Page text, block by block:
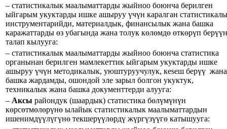
– статистикалык маалыматтарды жыйноо боюнча берилген
ыйгарым укуктарды ишке ашыруу үчүн каралган
инструментарийди, материалдык, финансылык жана башка
каражаттарды өз убагында жана толук көлөмдө өткөрүп
талап кылууга:
– статистикалык маалыматтарды жыйноо боюнча статистика
органынан берилген мамлекеттик ыйгарым укуктарды ишке
ашыруу үчүн методикалык, уюштуруучулук, кеѕеш берүү жана
башка жардамды, ошондой эле зарыл болгон укуктук,
техникалык жана башка документтерди алууга:
– Аксы райондук (шаардык) статистика бөлүмүнүн
көрсөтмөлөрүнө ылайык статистикалык маалыматтардын
ишенимдүүлүгүнө текшерүүлөрдү жүргүзүүгө катышууга: